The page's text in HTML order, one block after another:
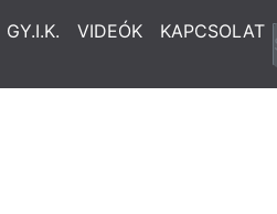
GY.I.K. VIDEÓK KAPCSOLAT